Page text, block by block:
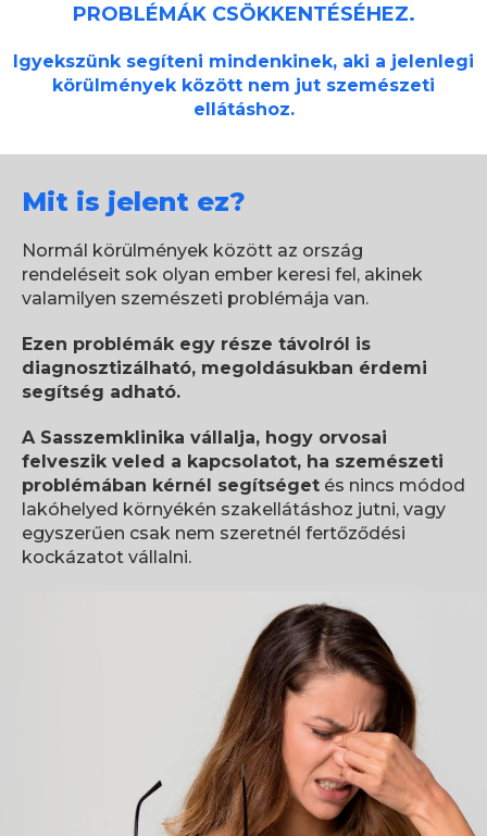
PROBLÉMÁKCSÖKKENTÉSÉHEZ.
Igyekszünk segíteni mindenkinek, aki a jelenlegi
körülmények között nem jut szemészeti
ellátáshoz.
Mit is jelent ez?
Normál körülmények között az ország
rendeléseit sok olyan ember keresi fel, akinek
valamilyen szemészeti problémája van.
Ezen problémák egy része távolról is
diagnosztizálható, megoldásukban érdemi
segítség adható.
A Sasszemklinika vállalja, hogy orvosai
felveszik veled a kapcsolatot, ha szemészeti
problémában kérnél segítséget és nincs módod
lakóhelyed környékén szakellátáshoz jutni, vagy
egyszerűen csak nem szeretnél fertőződési
kockázatot vállalni.